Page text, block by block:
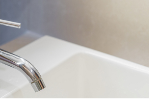
места. Участвовать в голосовании по
поможет механизм «Мобильный
возможностью хотят воспользоваться уже
Заявления – онлайн, в МФЦ или
избиркомах - также принимаются до 14
к этому процессу подключатся
Голосование на выборах в Госдуму РФ
сентября.